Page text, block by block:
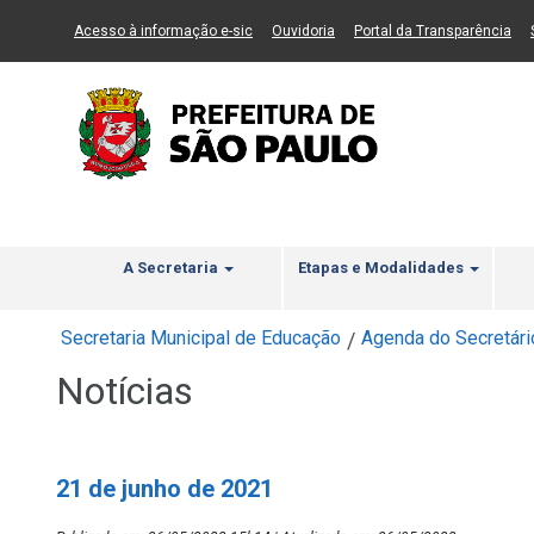
Ir ao Conteúdo Ir para menu principal 2 Ir para busca
Acesso à informação e-sic(Link para um novo sítio)
Ouvidoria (Link para um novo sítio)
Portal da Transparência
A Secretaria Etapas e Modalidades
Secretaria Municipal de Educação / Agenda do
Notícias
21 de junho de 2021